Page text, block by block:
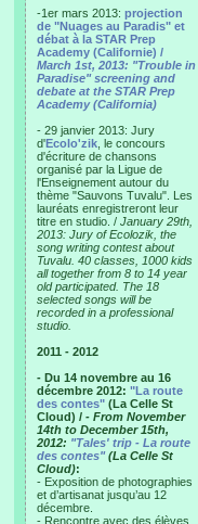
-1er mars 2013: projection
de "Nuages au Paradis" et
débat à la STAR Prep
Academy (Californie) /
March 1st, 2013: "Trouble in
Paradise" screening and
debate at the STAR Prep
Academy (California)
- 29 janvier 2013: Jury
d'Ecolo'zik , le concours
d'écriture de chansons
organisé par la Ligue de
l'Enseignement autour du
thème "Sauvons Tuvalu". Les
lauréats enregistreront leur
titre en studio. / January 29th,
2013: Jury of Ecolozik, the
song writing contest about
Tuvalu. 40 classes, 1000 kids
all together from 8 to 14 year
old participated. The 18
selected songs will be
recorded in a professional
studio.
2011 - 2012
- Du 14 novembre au 16
décembre 2012: "La route
des contes" (La Celle St
Cloud) / - From November
14th to December 15th,
2012: "Tales' trip - La route
des contes"(La Celle St
Cloud):
- Exposition de photographies
et d’artisanat jusqu’au 12
décembre.
- Rencontre avec des élèves